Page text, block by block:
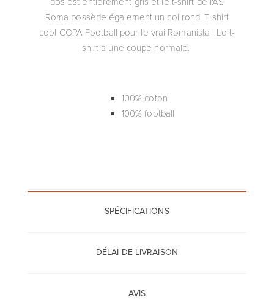
Roma possède également un col rond. T-shirt
cool COPA Football pour le vrai Romanista ! Le t-
shirt a une coupe normale.
100% coton
100% football
SPÉCIFICATIONS
DÉLAI DE LIVRAISON
AVIS